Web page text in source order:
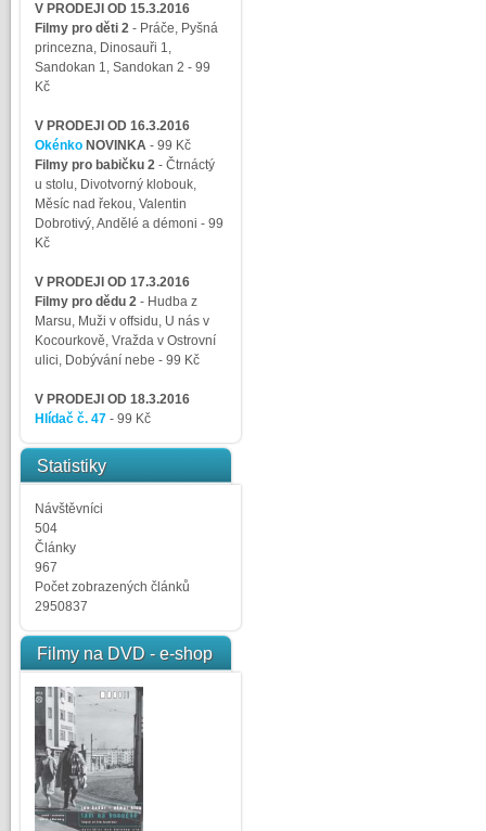
V PRODEJI OD 15.3.2016
Filmy pro děti 2- Práče, Pyšná
princezna, Dinosauři 1,
Sandokan 1, Sandokan 2 - 99
Kč
V PRODEJI OD 16.3.2016
Okénko NOVINKA - 99 Kč
Filmy pro babičku 2- Čtrnáctý
u stolu, Divotvorný klobouk,
Měsíc nad řekou, Valentin
Dobrotivý, Andělé a démoni - 99
Kč
V PRODEJI OD 17.3.2016
Filmy pro dědu 2- Hudba z
Marsu, Muži v offsidu, U nás v
Kocourkově, Vražda v Ostrovní
ulici, Dobývání nebe - 99 Kč
V PRODEJI OD 18.3.2016
Hlídač č. 47- 99 Kč
Statistiky
Návštěvníci
504
Články
967
Počet zobrazených článků
2950837
Filmy na DVD - e-shop